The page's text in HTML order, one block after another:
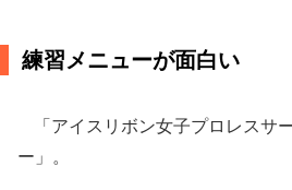
練習メニューが面白い
「アイスリボン女子プロレスサ
ー」。